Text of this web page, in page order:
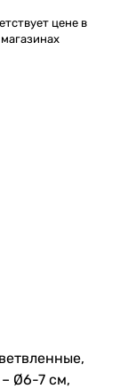
цене в
Ø6-7 см,